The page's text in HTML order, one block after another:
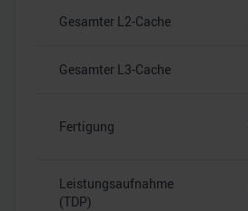
Gesamter L2-Cache
Gesamter L3-Cache
Fertigung
Leistungsaufnahme
(TDP)